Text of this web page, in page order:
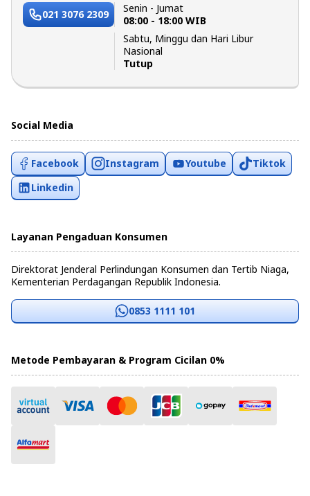
021 3076 2309
Senin - Jumat
08:00 - 18:00 WIB
Sabtu, Minggu dan Hari Libur
Nasional
Tutup
Social Media
Facebook Instagram Youtube
Tiktok
Linkedin
Layanan Pengaduan Konsumen
Direktorat Jenderal Perlindungan Konsumen dan Tertib Niaga,
Kementerian Perdagangan Republik Indonesia.
0853 1111 101
Metode Pembayaran & Program Cicilan 0%